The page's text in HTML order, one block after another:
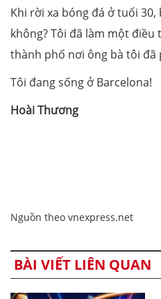
Khi rời xa bóng đá ở tuổi
không? Tôi đã làm một
thành phố nơi ông bà tôi đã
Tôi đang sống ở Barcelona!
Hoài Thương
Nguồn theo vnexpress.net
BÀI VIẾT LIÊN QUAN